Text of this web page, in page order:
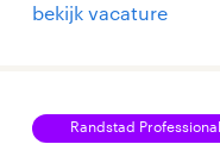
bekijk vacature
Randstad Professional